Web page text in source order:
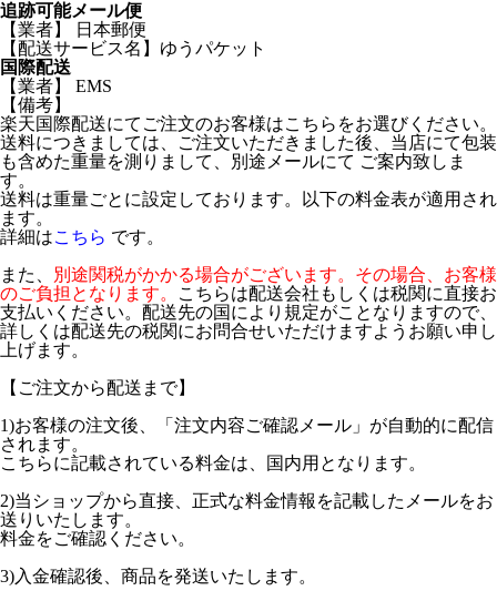
追跡可能メール便
【業者】 日本郵便
【配送サービス名】ゆうパケット
国際配送
【業者】 EMS
【備考】
楽天国際配送にてご注文のお客様はこちらをお選びください。
送料につきましては、ご注文いただきました後、当店にて包装
も含めた重量を測りまして、別途メールにて ご案内致しま
す。
送料は重量ごとに設定しております。以下の料金表が適用され
ます。
詳細はこちら です。
また、
別途関税がかかる場合がございます。その場合、お客様
のご負担となります。
こちらは配送会社もしくは税関に直接お
支払いください。配送先の国により規定がことなりますので、
詳しくは配送先の税関にお問合せいただけますようお願い申し
上げます。
【ご注文から配送まで】
1)お客様の注文後、「注文内容ご確認メール」が自動的に配信
されます。
こちらに記載されている料金は、国内用となります。
2)当ショップから直接、正式な料金情報を記載したメールをお
送りいたします。
料金をご確認ください。
3)入金確認後、商品を発送いたします。